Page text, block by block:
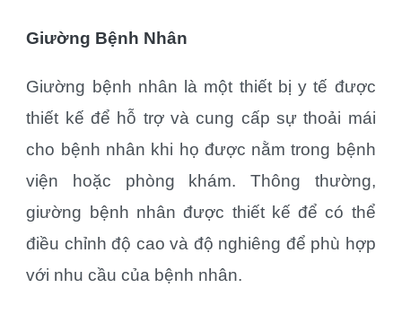
Giường Bệnh Nhân
Giường bệnh nhân là một thiết bị y tế được
thiết kế để hỗ trợ và cung cấp sự thoải mái
cho bệnh nhân khi họ được nằm trong bệnh
viện hoặc phòng khám. Thông thường,
giường bệnh nhân được thiết kế để có thể
điều chỉnh độ cao và độ nghiêng để phù hợp
với nhu cầu của bệnh nhân.